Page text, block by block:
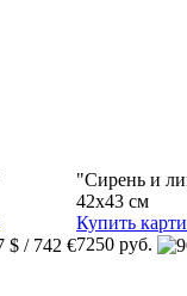
"Сирень и
42x43 см
Купить
7250 руб.